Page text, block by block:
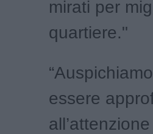
mirati per
quartiere."
essere